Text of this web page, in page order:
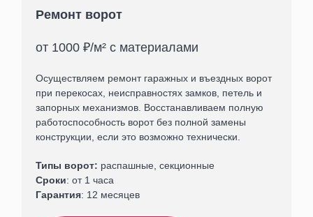
Ремонт ворот
от 1000 ₽/м² с материалами
Осуществляем ремонт гаражных и въездных ворот
при перекосах, неисправностях замков, петель и
запорных механизмов. Восстанавливаем полную
работоспособность ворот без полной замены
конструкции, если это возможно технически.
Типы ворот: распашные, секционные
Сроки: от 1 часа
Гарантия: 12 месяцев